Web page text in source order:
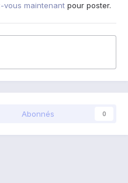
vous maintenant pour poster.
Abonnés 0